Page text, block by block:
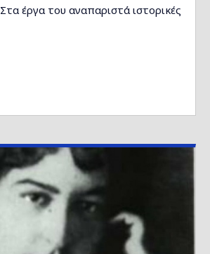
έργα του αναπαριστά ιστορικές